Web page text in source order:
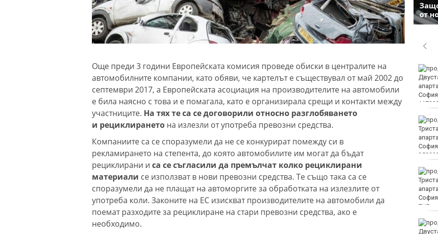
Още преди 3 години Европейската комисия проведе обиски в централите на
автомобилните компании, като обяви, че картелът е съществувал от май 2002 до
септември 2017, а Европейската асоциация на производителите на автомобили
е била наясно с това и е помагала, като е организирала срещи и контакти между
участниците. На тях те са се договорили относно разглобяването
и рециклирането на излезли от употреба превозни средства.
Компаниите са се споразумели да не се конкурират помежду си в
рекламирането на степента, до която автомобилите им могат да бъдат
рециклирани и са се съгласили да премълчат колко рециклирани
материали се използват в нови превозни средства. Те също така са се
споразумели да не плащат на автоморгите за обработката на излезлите от
употреба коли. Законите на ЕС изискват производителите на автомобили да
поемат разходите за рециклиране на стари превозни средства, ако е
необходимо.
от
Винисиус Жуниор
преподписа с Реал
като гост
Тъжна вест! Почина
голямо име в
медицината
EUR